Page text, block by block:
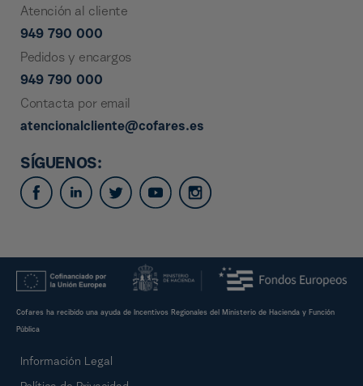
Atención al cliente
949 790 000
Pedidos y encargos
949 790 000
Contacta por email
atencionalcliente@cofares.es
SÍGUENOS:
Cofares ha recibido una ayuda de Incentivos Regionales del Ministerio de Hacienda y Función
Pública
Información Legal